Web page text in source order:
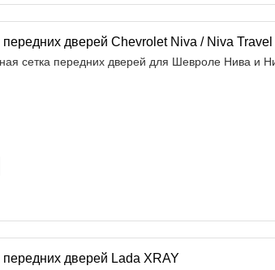
дверей Chevrolet Niva / Niva Travel
сетка передних дверей для Шевроле Нива и
дверей Lada XRAY